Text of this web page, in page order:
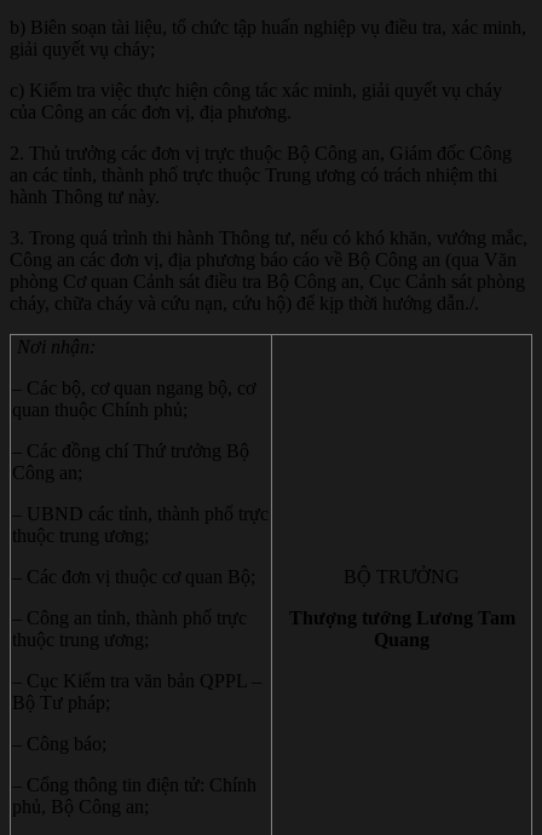
b) Biên soạn tài liệu, tổ chức tập huấn nghiệp vụ điều tra, xác minh,
giải quyết vụ cháy;
c) Kiểm tra việc thực hiện công tác xác minh, giải quyết vụ cháy
của Công an các đơn vị, địa phương.
2. Thủ trưởng các đơn vị trực thuộc Bộ Công an, Giám đốc Công
an các tỉnh, thành phố trực thuộc Trung ương có trách nhiệm thi
hành Thông tư này.
3. Trong quá trình thi hành Thông tư, nếu có khó khăn, vướng mắc,
Công an các đơn vị, địa phương báo cáo về Bộ Công an (qua Văn
phòng Cơ quan Cảnh sát điều tra Bộ Công an, Cục Cảnh sát phòng
cháy, chữa cháy và cứu nạn, cứu hộ) để kịp thời hướng dẫn./.
Nơi nhận:
– Các bộ, cơ quan ngang bộ, cơ
quan thuộc Chính phủ;
– Các đồng chí Thứ trưởng Bộ
Công an;
– UBND các tỉnh, thành phố trực
thuộc trung ương;
– Các đơn vị thuộc cơ quan Bộ;
– Công an tỉnh, thành phố trực
thuộc trung ương;
– Cục Kiểm tra văn bản QPPL –
Bộ Tư pháp;
– Công báo;
– Cổng thông tin điện tử: Chính
phủ, Bộ Công an;
BỘ TRƯỞNG
Thượng tướng Lương Tam
Quang